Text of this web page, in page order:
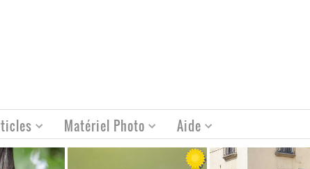
Matériel Photo Aide